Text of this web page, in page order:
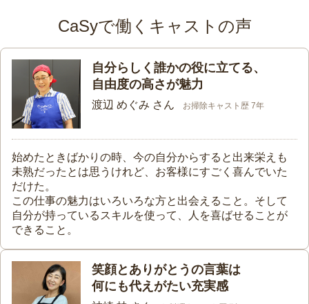
CaSyで働くキャストの声
自分らしく誰かの役に立てる、
自由度の高さが魅力
渡辺 めぐみ さん お掃除キャスト歴 7年
始めたときばかりの時、今の自分からすると出来栄えも
未熟だったとは思うけれど、お客様にすごく喜んでいた
だけた。
この仕事の魅力はいろいろな方と出会えること。そして
自分が持っているスキルを使って、人を喜ばせることが
できること。
笑顔とありがとうの言葉は
何にも代えがたい充実感